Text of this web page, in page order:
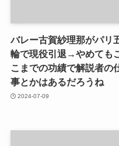
バレー古賀紗理那がパリ
輪で現役引退→やめても
こまでの功績で解説者の
事とかはあるだろうね
2024-07-09